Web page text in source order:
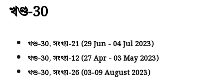
খণ্ড-30
খণ্ড-30, সংখ্যা-21 (29 Jun - 04 Jul 2023)
খণ্ড-30, সংখ্যা-12 (27 Apr - 03 May 2023)
খণ্ড-30, সংখ্যা-26 (03-09 August 2023)